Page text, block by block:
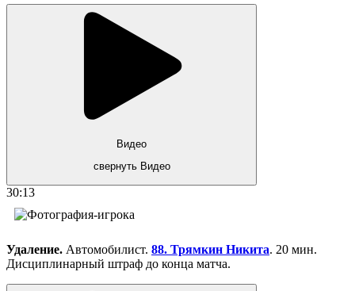
Видео
свернуть Видео
30:13
Удаление. Автомобилист. 88. Трямкин Никита. 20 мин.
Дисциплинарный штраф до конца матча.